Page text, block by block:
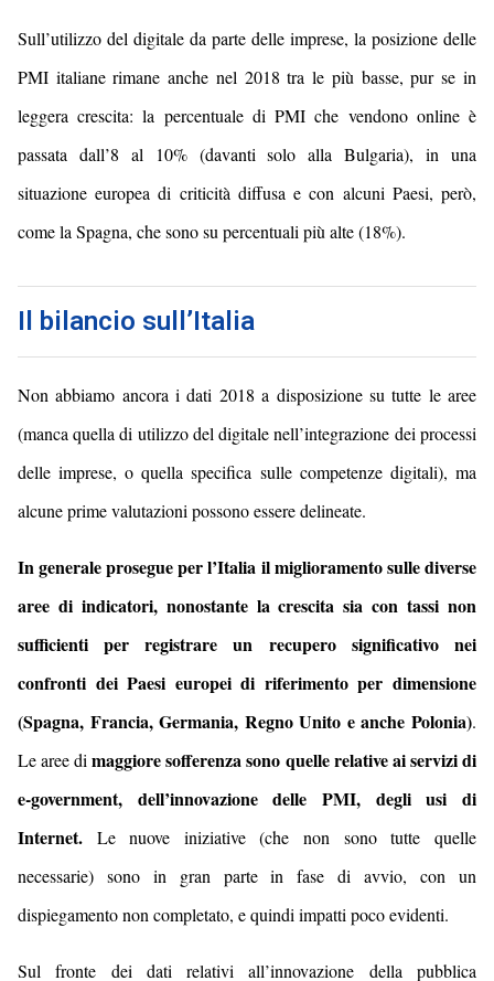
Sull’utilizzo del digitale da parte delle imprese, la posizione delle
PMI italiane rimane anche nel 2018 tra le più basse, pur se in
leggera crescita: la percentuale di PMI che vendono online è
passata dall’8 al 10% (davanti solo alla Bulgaria), in una
situazione europea di criticità diffusa e con alcuni Paesi, però,
come la Spagna, che sono su percentuali più alte (18%).
Il bilancio sull’Italia
Non abbiamo ancora i dati 2018 a disposizione su tutte le aree
(manca quella di utilizzo del digitale nell’integrazione dei processi
delle imprese, o quella specifica sulle competenze digitali), ma
alcune prime valutazioni possono essere delineate.
In generale prosegue per l’Italia il miglioramento sulle diverse
aree di indicatori, nonostante la crescita sia con tassi non
sufficienti per registrare un recupero significativo nei
confronti dei Paesi europei di riferimento per dimensione
(Spagna, Francia, Germania, Regno Unito e anche Polonia).
Le aree dimaggiore sofferenza sono quelle relative ai servizi di
e-government, dell’innovazione delle PMI, degli usi di
Internet.Le nuove iniziative (che non sono tutte quelle
necessarie) sono in gran parte in fase di avvio, con un
dispiegamento non completato, e quindi impatti poco evidenti.
Sul fronte dei dati relativi all’innovazione della pubblica